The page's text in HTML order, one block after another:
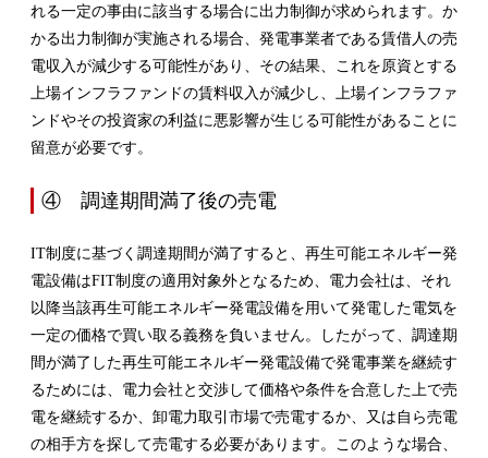
れる一定の事由に該当する場合に出力制御が求められます。か
かる出力制御が実施される場合、発電事業者である賃借人の売
電収入が減少する可能性があり、その結果、これを原資とする
上場インフラファンドの賃料収入が減少し、上場インフラファ
ンドやその投資家の利益に悪影響が生じる可能性があることに
留意が必要です。
④ 調達期間満了後の売電
IT制度に基づく調達期間が満了すると、再生可能エネルギー発
電設備はFIT制度の適用対象外となるため、電力会社は、それ
以降当該再生可能エネルギー発電設備を用いて発電した電気を
一定の価格で買い取る義務を負いません。したがって、調達期
間が満了した再生可能エネルギー発電設備で発電事業を継続す
るためには、電力会社と交渉して価格や条件を合意した上で売
電を継続するか、卸電力取引市場で売電するか、又は自ら売電
の相手方を探して売電する必要があります。このような場合、